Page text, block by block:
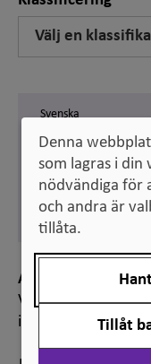
Välj en
Svenska
Engelska
career
Synonym:
Anmärkning
Vid högskolor och
ibland tillsammans
Denna
som lagras i din
nödvändiga för
och andra är
tillåta.
Tillåt